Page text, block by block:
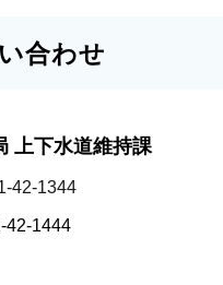
合わせ
上下水道維持課
42-1344
42-1444